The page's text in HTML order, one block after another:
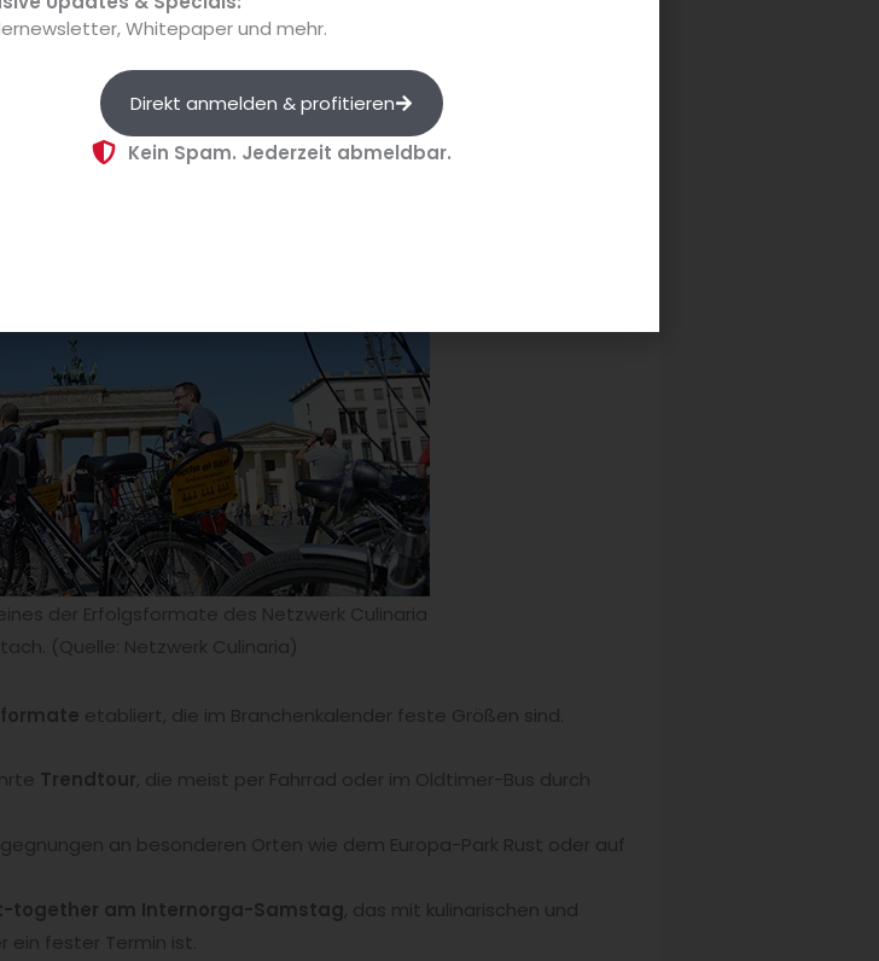
etabliert
der Erfolgsformate des Netzwerk Culinaria
(Quelle: Netzwerk Culinaria)
etabliert, die im Branchenkalender feste Größen sind.
Trendtour, die meist per Fahrrad oder im Oldtimer-Bus durch
an besonderen Orten wie dem Europa-Park Rust oder auf
together am Internorga-Samstag, das mit kulinarischen und
ein fester Termin ist.
Whitepaper und mehr.
Direkt anmelden & profitieren
Kein Spam. Jederzeit abmeldbar.